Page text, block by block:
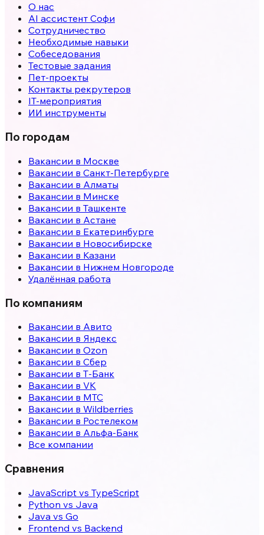
О нас
AI ассистент Софи
Сотрудничество
Необходимые навыки
Собеседования
Тестовые задания
Пет-проекты
Контакты рекрутеров
IT-мероприятия
ИИ инструменты
По городам
Вакансии в Москве
Вакансии в Санкт-Петербурге
Вакансии в Алматы
Вакансии в Минске
Вакансии в Ташкенте
Вакансии в Астане
Вакансии в Екатеринбурге
Вакансии в Новосибирске
Вакансии в Казани
Вакансии в Нижнем Новгороде
Удалённая работа
По компаниям
Вакансии в Авито
Вакансии в Яндекс
Вакансии в Ozon
Вакансии в Сбер
Вакансии в Т-Банк
Вакансии в VK
Вакансии в МТС
Вакансии в Wildberries
Вакансии в Ростелеком
Вакансии в Альфа-Банк
Все компании
Сравнения
JavaScript vs TypeScript
Python vs Java
Java vs Go
Frontend vs Backend